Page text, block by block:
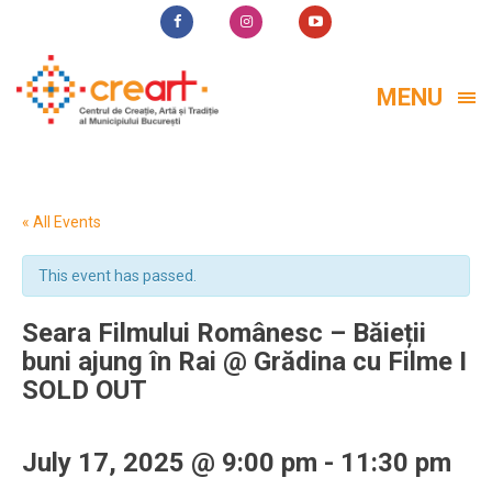
MENU
« All Events
This event has passed.
Seara Filmului Românesc – Băieții
buni ajung în Rai @ Grădina cu Filme I
SOLD OUT
July 17, 2025 @ 9:00 pm - 11:30 pm